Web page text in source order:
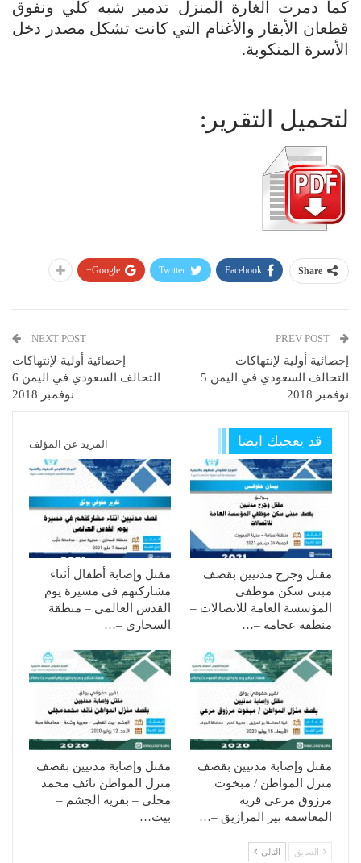
كما دمرت الغارة المنزل تدمير شبه كلي ونفوق
قطعان الأبقار والأغنام التي كانت تشكل مصدر دخل
الأسرة المنكوبة.
لتحميل التقرير:
Share
Facebook
Twitter
Google+
إحصائية أولية لإنتهاكات
التحالف السعودي في اليمن 5
نوفمبر 2018
NEXT POST
إحصائية أولية لإنتهاكات
التحالف السعودي في اليمن 6
نوفمبر 2018
قد يعجبك ايضا المزيد عن المؤلف
مقتل وجرح مدنيين بقصف
مبنى سكن موظفي
المؤسسة العامة للاتصالات –
منطقة عجامة –…
مقتل وإصابة أطفال أثناء
مشاركتهم في مسيرة يوم
القدس العالمي – منطقة
السحاري –…
مقتل وإصابة مدنيين بقصف
منزل المواطن / مبخوت
مرزوق مرعي قرية
المعاسفة بير المرازيق –…
مقتل وإصابة مدنيين بقصف
منزل المواطن نائف محمد
مجلي – بقرية الجشم –
بيت…
السابق التالي